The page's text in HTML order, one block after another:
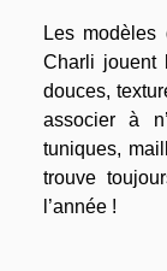
Les
Charli jouent
douces,
associer à
tuniques,
trouve
l’année !